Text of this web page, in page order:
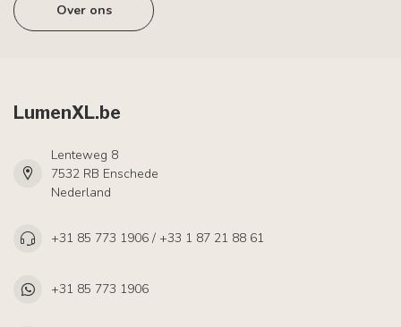
Over ons
LumenXL.be
Lenteweg 8
7532 RB Enschede
Nederland
+31 85 773 1906 / +33 1 87 21 88 61
+31 85 773 1906